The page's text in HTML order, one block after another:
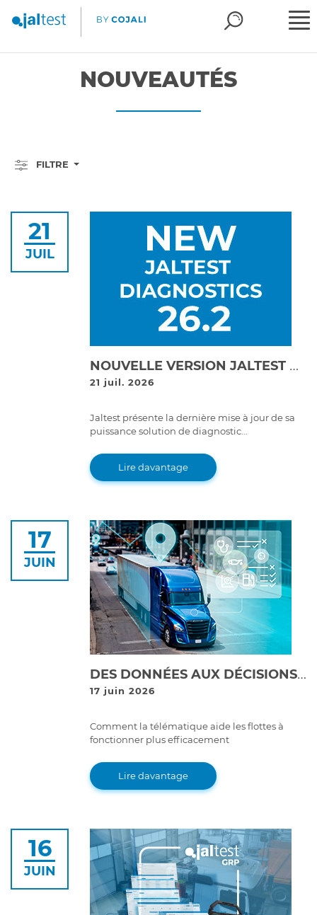
NOUVEAUTÉS
FILTRE
21
JUIL
NOUVELLE VERSION JALTEST DIAGNOSTICS 26.2 !
21 juil. 2026
Jaltest présente la dernière mise à jour de sa
puissance solution de diagnostic
Diagnostics.
Lire davantage
17
JUIN
DES DONNÉES AUX DÉCISIONS : COMMENT LA TÉLÉMATIQUE TRANSFORME LA GESTION DE FLOTTES
17 juin 2026
Comment la télématique aide les flottes à
fonctionner plus efficacement
Lire davantage
16
JUIN